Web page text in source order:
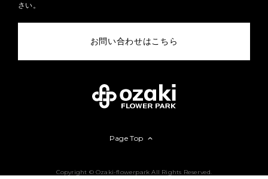
さい。
お問い合わせはこちら
Copyright © Ozaki-flowerpark All Rights Reserved.
Page Top